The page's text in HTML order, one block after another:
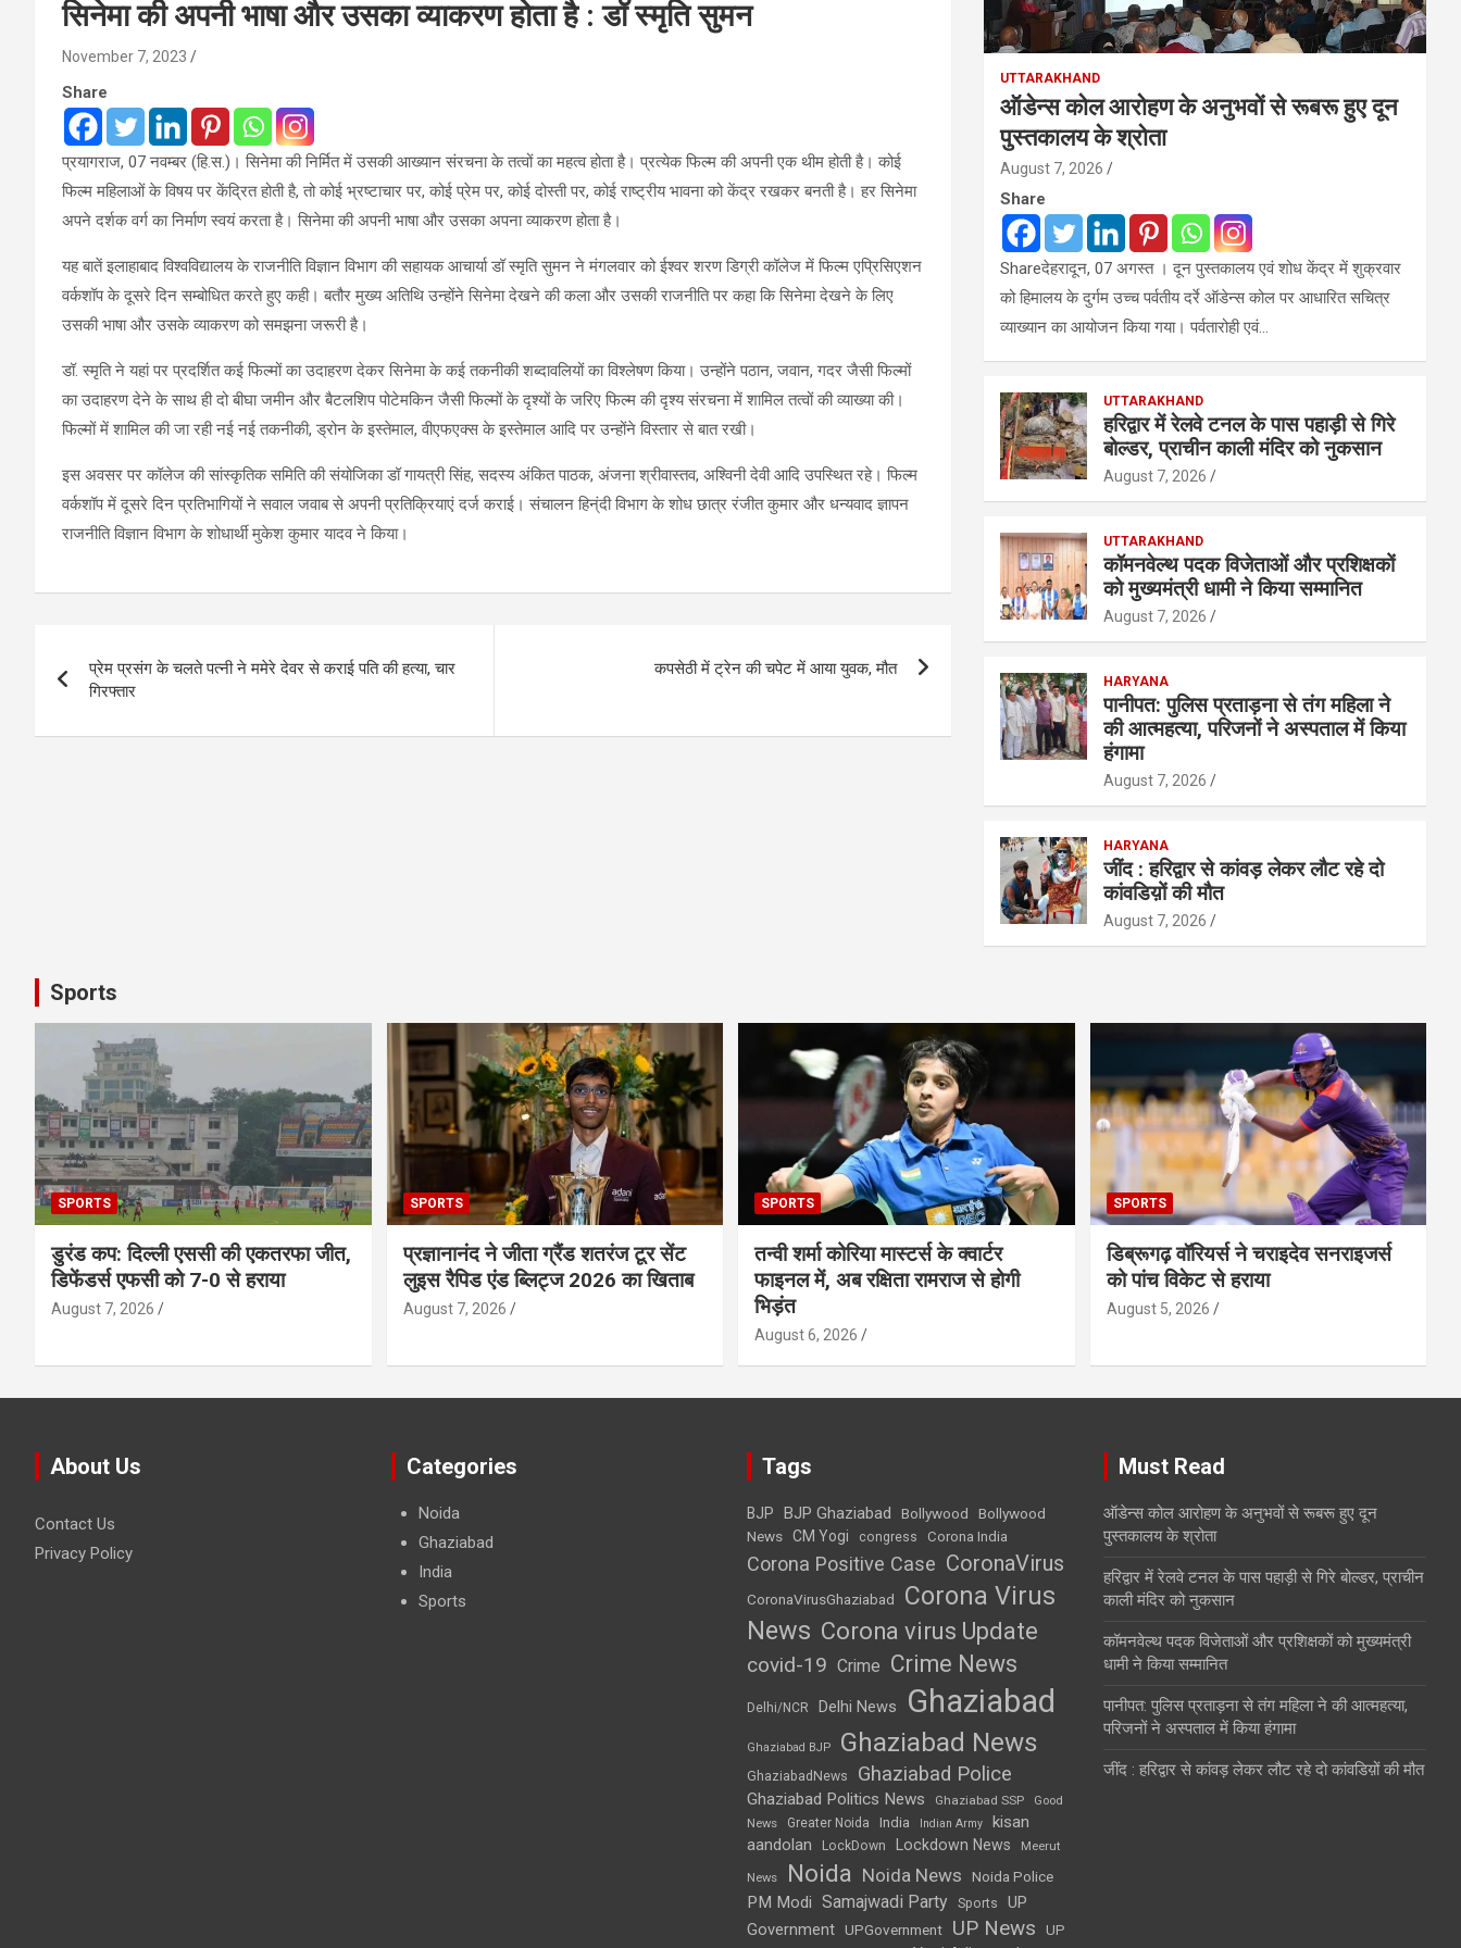
सिनेमा की अपनी भाषा और उसका व्याकरण होता है : डॉ स्मृति सुमन
November 7, 2023
Share
प्रयागराज, 07 नवम्बर (हि.स.)। सिनेमा की निर्मित में उसकी आख्यान संरचना के तत्वों का महत्व होता है। प्रत्येक फिल्म की अपनी एक थीम होती है। कोई
फिल्म महिलाओं के विषय पर केंद्रित होती है, तो कोई भ्रष्टाचार पर, कोई प्रेम पर, कोई दोस्ती पर, कोई राष्ट्रीय भावना को केंद्र रखकर बनती है। हर सिनेमा
अपने दर्शक वर्ग का निर्माण स्वयं करता है। सिनेमा की अपनी भाषा और उसका अपना व्याकरण होता है।
यह बातें इलाहाबाद विश्वविद्यालय के राजनीति विज्ञान विभाग की सहायक आचार्या डॉ स्मृति सुमन ने मंगलवार को ईश्वर शरण डिग्री कॉलेज में फिल्म एप्रिसिएशन
वर्कशॉप के दूसरे दिन सम्बोधित करते हुए कही। बतौर मुख्य अतिथि उन्होंने सिनेमा देखने की कला और उसकी राजनीति पर कहा कि सिनेमा देखने के लिए
उसकी भाषा और उसके व्याकरण को समझना जरूरी है।
डॉ. स्मृति ने यहां पर प्रदर्शित कई फिल्मों का उदाहरण देकर सिनेमा के कई तकनीकी शब्दावलियों का विश्लेषण किया। उन्होंने पठान, जवान, गदर जैसी फिल्मों
का उदाहरण देने के साथ ही दो बीघा जमीन और बैटलशिप पोटेमकिन जैसी फिल्मों के दृश्यों के जरिए फिल्म की दृश्य संरचना में शामिल तत्वों की व्याख्या की।
फिल्मों में शामिल की जा रही नई नई तकनीकी, ड्रोन के इस्तेमाल, वीएफएक्स के इस्तेमाल आदि पर उन्होंने विस्तार से बात रखी।
इस अवसर पर कॉलेज की सांस्कृतिक समिति की संयोजिका डॉ गायत्री सिंह, सदस्य अंकित पाठक, अंजना श्रीवास्तव, अश्विनी देवी आदि उपस्थित रहे। फिल्म
वर्कशॉप में दूसरे दिन प्रतिभागियों ने सवाल जवाब से अपनी प्रतिक्रियाएं दर्ज कराई। संचालन हिन्ंदी विभाग के शोध छात्र रंजीत कुमार और धन्यवाद ज्ञापन
राजनीति विज्ञान विभाग के शोधार्थी मुकेश कुमार यादव ने किया।
navigation
प्रेम प्रसंग के चलते पत्नी ने ममेरे देवर से कराई पति की हत्या, चार
गिरफ्तार
कपसेठी में ट्रेन की चपेट में आया युवक, मौत
UTTARAKHAND
ऑडेन्स कोल आरोहण के अनुभवों से रूबरू हुए दून
पुस्तकालय के श्रोता
August 7, 2026
Share
Shareदेहरादून, 07 अगस्त । दून पुस्तकालय एवं शोध केंद्र में शुक्रवार
को हिमालय के दुर्गम उच्च पर्वतीय दर्रे ऑडेन्स कोल पर आधारित सचित्र
व्याख्यान का आयोजन किया गया। पर्वतारोही एवं…
UTTARAKHAND
हरिद्वार में रेलवे टनल के पास पहाड़ी से गिरे
बोल्डर, प्राचीन काली मंदिर को नुकसान
August 7, 2026
UTTARAKHAND
कॉमनवेल्थ पदक विजेताओं और प्रशिक्षकों
को मुख्यमंत्री धामी ने किया सम्मानित
August 7, 2026
HARYANA
पानीपत: पुलिस प्रताड़ना से तंग महिला ने
की आत्महत्या, परिजनों ने अस्पताल में किया
हंगामा
August 7, 2026
HARYANA
जींद : हरिद्वार से कांवड़ लेकर लौट रहे दो
कांवडिय़ों की मौत
August 7, 2026
Sports
SPORTS
डुरंड कप: दिल्ली एससी की एकतरफा जीत,
डिफेंडर्स एफसी को 7-0 से हराया
August 7, 2026
SPORTS
प्रज्ञानानंद ने जीता ग्रैंड शतरंज टूर सेंट
लुइस रैपिड एंड ब्लिट्ज 2026 का खिताब
August 7, 2026
SPORTS
तन्वी शर्मा कोरिया मास्टर्स के क्वार्टर
फाइनल में, अब रक्षिता रामराज से होगी
भिड़ंत
August 6, 2026
SPORTS
डिब्रूगढ़ वॉरियर्स ने चराइदेव सनराइजर्स
को पांच विकेट से हराया
August 5, 2026
About Us
Contact Us
Privacy Policy
Categories
Noida
Ghaziabad
India
Sports
Tags
BJP BJP Ghaziabad Bollywood
Bollywood
News CM Yogi congress Corona India
Corona Positive Case CoronaVirus
CoronaVirusGhaziabad
Corona Virus
News Corona virus Update
covid-19 Crime Crime News
Delhi/NCR Delhi News Ghaziabad
Ghaziabad BJP Ghaziabad News
GhaziabadNews Ghaziabad Police
Ghaziabad Politics News Ghaziabad SSP
Good
News
Greater Noida India Indian Army
kisan
aandolan
LockDown Lockdown News Meerut
News Noida Noida News Noida Police
PM Modi Samajwadi Party Sports
UP
Government UPGovernment UP News
UP
Must Read
ऑडेन्स कोल आरोहण के अनुभवों से रूबरू हुए दून
पुस्तकालय के श्रोता
हरिद्वार में रेलवे टनल के पास पहाड़ी से गिरे बोल्डर, प्राचीन
काली मंदिर को नुकसान
कॉमनवेल्थ पदक विजेताओं और प्रशिक्षकों को मुख्यमंत्री
धामी ने किया सम्मानित
पानीपत: पुलिस प्रताड़ना से तंग महिला ने की आत्महत्या,
परिजनों ने अस्पताल में किया हंगामा
जींद : हरिद्वार से कांवड़ लेकर लौट रहे दो कांवडिय़ों की मौत